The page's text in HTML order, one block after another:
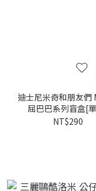
迪士尼米奇和朋友們
屈巴巴系列盲盒[
NT$290